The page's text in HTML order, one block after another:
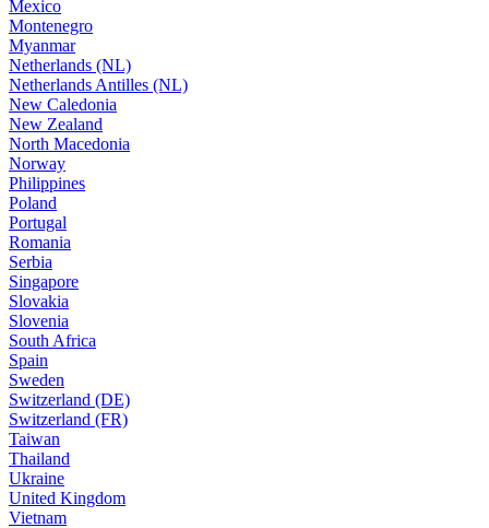
Mexico
Montenegro
Myanmar
Netherlands (NL)
Netherlands Antilles (NL)
New Caledonia
New Zealand
North Macedonia
Norway
Philippines
Poland
Portugal
Romania
Serbia
Singapore
Slovakia
Slovenia
South Africa
Spain
Sweden
Switzerland (DE)
Switzerland (FR)
Taiwan
Thailand
Ukraine
United Kingdom
Vietnam